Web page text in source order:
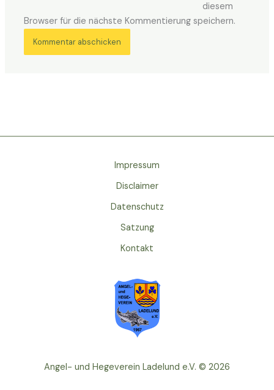
diesem
Browser für die nächste Kommentierung speichern.
Impressum
Disclaimer
Datenschutz
Satzung
Kontakt
Angel- und Hegeverein Ladelund e.V. © 2026